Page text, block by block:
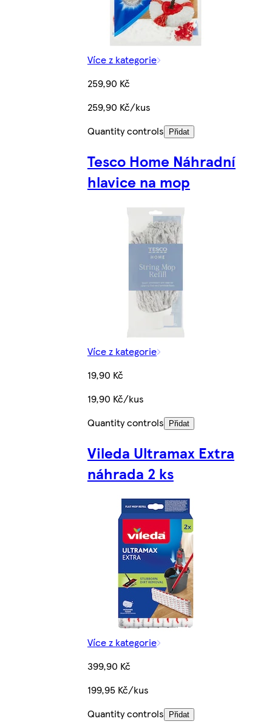
Více z kategorie
259,90 Kč
259,90 Kč/kus
Quantity controls
Přidat
Tesco Home Náhradní
hlavice na mop
Více z kategorie
19,90 Kč
19,90 Kč/kus
Quantity controls
Přidat
Vileda Ultramax Extra
náhrada 2 ks
Více z kategorie
399,90 Kč
199,95 Kč/kus
Quantity controls
Přidat